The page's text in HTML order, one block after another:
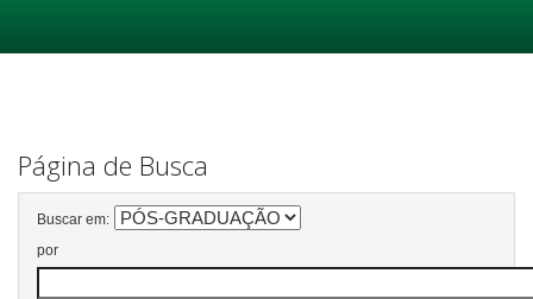
Página de Busca
Buscar em:
por